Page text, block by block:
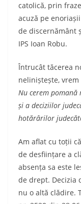
catolică, prin
acuză pe
de discernământ
IPS Ioan Robu.
Întrucât tăcerea
neliniștește,
Nu cerem pomană
și a deciziilor
hotărârilor
Am aflat cu toții
de desființare a
absența sa este
de drept. Decizia
nu o altă clădire.